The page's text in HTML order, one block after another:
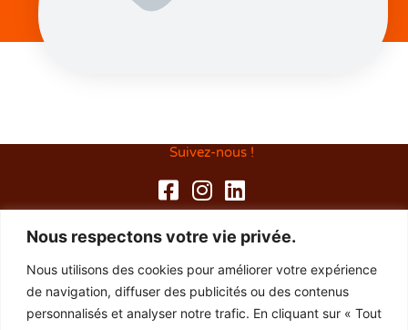
Nous respectons votre vie privée.
Nous utilisons des cookies pour améliorer votre expérience
de navigation, diffuser des publicités ou des contenus
personnalisés et analyser notre trafic. En cliquant sur « Tout
Suivez-nous !
Les Routes Buissonnières
29300 Baye
06 03 06 32 23